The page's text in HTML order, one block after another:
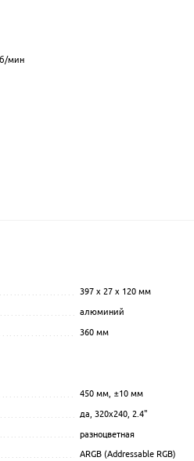
мин
397 x 27 x 120 мм
алюминий
360 мм
450мм, ±10 мм
да , 320x240, 2.4"
разноцветная
ARGB (Addressable RGB)